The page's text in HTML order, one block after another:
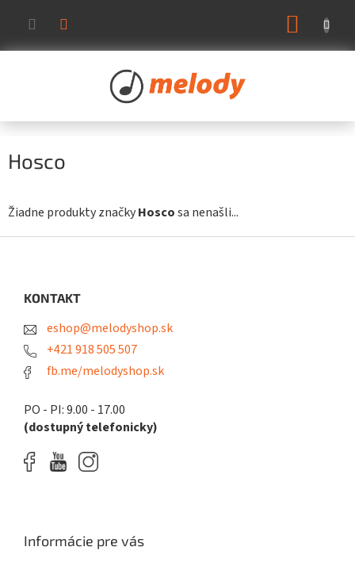
obsah
Hosco
Žiadne produkty značkyHoscosa nenašli...
KONTAKT
eshop@melodyshop.sk
+421 918 505 507
fb.me/melodyshop.sk
PO - PI: 9.00 - 17.00
(dostupný telefonicky)
Informácie pre vás